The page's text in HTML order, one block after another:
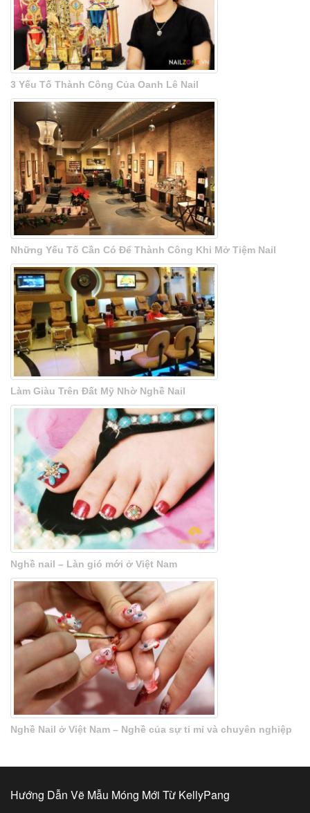
3 Yếu Tố Thành Công Của Oanh Lê Nail
Những Yếu Tố Cần Có Để Thành Công Khi Mở Tiệm Nail
Làm Giàu Trên Đất Mỹ Nhờ Nghề Nail
Nghề nail – Làn gió mới ở Việt Nam
Nghề Nail ở Việt Nam – Nghề của sự tỉ mỉ và chuyên nghiệp
Hướng Dẫn Vẽ Mẫu Móng Mới Từ KellyPang